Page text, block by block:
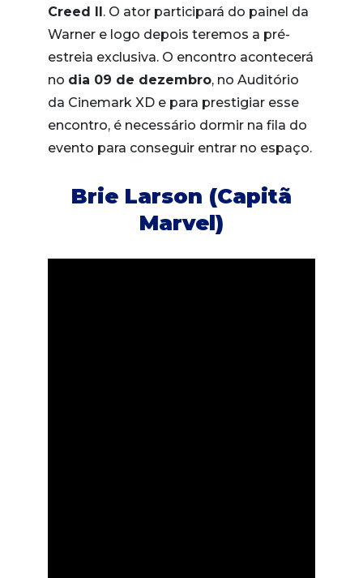
Creed II . O ator participará do painel da
Warner e logo depois teremos a pré-
estreia exclusiva. O encontro acontecerá
no dia 09 de dezembro, no Auditório
da Cinemark XD e para prestigiar esse
encontro, é necessário dormir na fila do
evento para conseguir entrar no espaço.
Brie Larson (Capitã
Marvel)